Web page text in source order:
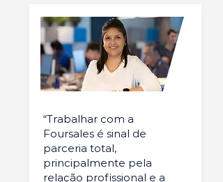
“Trabalhar com a
Foursales é sinal de
parceria total,
principalmente pela
relação profissional e a